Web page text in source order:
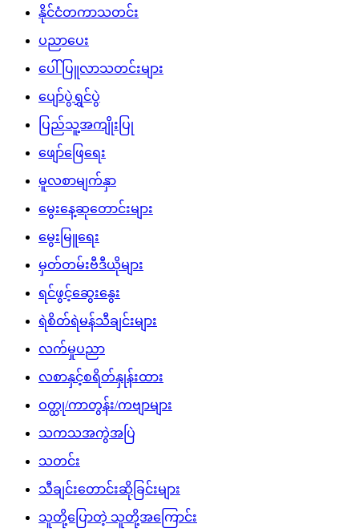
နိုင်ငံတကာသတင်း
ပညာပေး
ပေါ်ပြူလာသတင်းများ
ပျော်ပွဲရွှင်ပွဲ
ပြည်သူ့အကျိုးပြု
ဖျော်ဖြေရေး
မူလစာမျက်နှာ
မွေးနေ့ဆုတောင်းများ
မွေးမြူရေး
မှတ်တမ်းဗီဒီယိုများ
ရင်ဖွင့်ဆွေးနွေး
ရဲစိတ်ရဲမန်သီချင်းများ
လက်မှုပညာ
လစာနှင့်စရိတ်နှုန်းထား
ဝတ္ထု/ကာတွန်း/ကဗျာများ
သကသအကွဲအပြဲ
သတင်း
သီချင်းတောင်းဆိုခြင်းများ
သူတို့ပြောတဲ့ သူတို့အကြောင်း